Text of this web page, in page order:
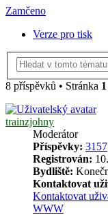
Zamčeno
Verze pro tisk
8 příspěvků • Stránka 1
trainzjohny
Moderátor
Příspěvky: 3157
Registrován:
Bydliště:
Kontaktovat
Kontaktovat
WWW